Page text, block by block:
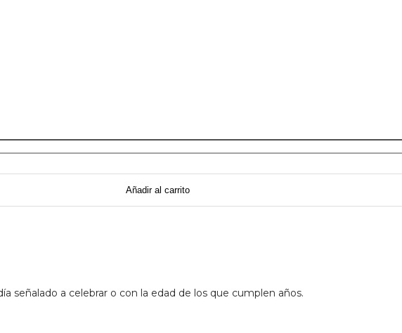
Añadir al carrito
señalado a celebrar o con la edad de los que cumplen años.